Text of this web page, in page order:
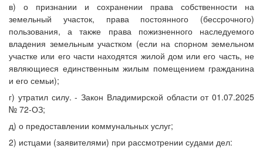
в) о признании и сохранении права собственности на
земельный участок, права постоянного (бессрочного)
пользования, а также права пожизненного наследуемого
владения земельным участком (если на спорном земельном
участке или его части находятся жилой дом или его часть, не
являющиеся единственным жилым помещением гражданина
и его семьи);
г) утратил силу. - Закон Владимирской области от 01.07.2025
№ 72-ОЗ;
д) о предоставлении коммунальных услуг;
2) истцами (заявителями) при рассмотрении судами дел: